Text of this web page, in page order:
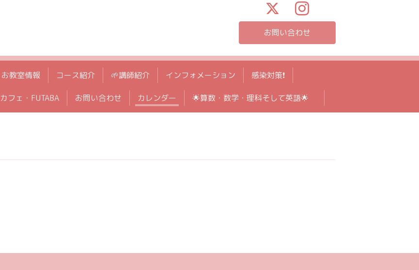
お問い合わせ
お教室情報 コース紹介 🌱講師紹介 インフォメーション 感染対策❗️
カフェ・FUTABA お問い合わせ カレンダー 🌟算数・数学・理科そして英語🌟